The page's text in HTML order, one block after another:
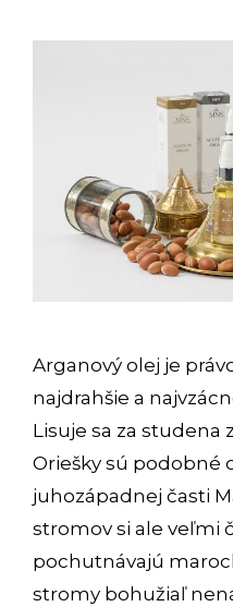
Arganový olej je
najdrahšie a
Lisuje sa za studena
Oriešky sú podobné
juhozápadnej časti
stromov si ale veľmi
pochutnávajú
stromy bohužiaľ